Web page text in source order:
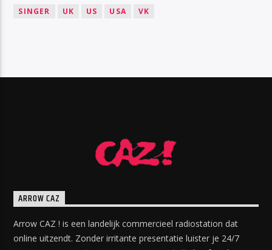
SINGER
UK US USA VK
ARROW CAZ
Arrow CAZ ! is een landelijk commercieel radiostation dat
online uitzendt. Zonder irritante presentatie luister je 24/7